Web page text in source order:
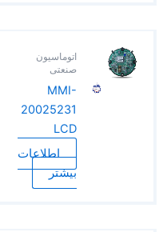
اتوماسیون
صنعتی
MMI-
20025231
LCD
اطلاعات
بیشتر